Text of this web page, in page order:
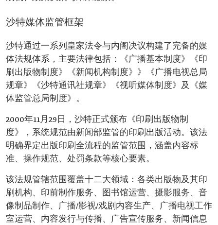
沙特媒体监管框架
沙特通过一系列皇家法令与内阁决议构建了完备的媒
体法规体系，主要法律包括：《广播基本制度》《印
刷出版物制度》《新闻机构制度》》《广播电视总局
规章》《沙特通讯社规章》《视听媒体制度》及《媒
体监管总局制度》。
2000年11月29日，沙特正式颁布《印刷出版物制
度》，系统规范由新闻部监管的印刷出版活动。该法
明确界定出版印刷全流程的监管范围，涵盖内容标
准、操作规范、处罚条款等核心要素。
该法规管辖范围覆盖十二大领域：各类出版物及其印
刷机构、印前制作服务、图书馆运营、摄影服务、音
像制品制作、广播/影视/戏剧内容生产、广播电视工作
室运营、内容发行与传播、广告宣传服务、新闻信息